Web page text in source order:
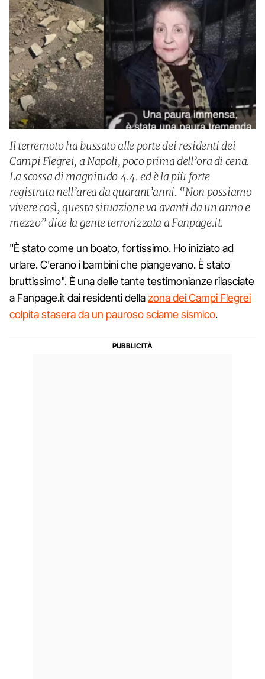
Il terremoto ha bussato alle porte dei residenti dei
Campi Flegrei, a Napoli, poco prima dell’ora di cena.
La scossa di magnitudo 4.4. ed è la più forte
registrata nell’area da quarant’anni. “Non possiamo
vivere così, questa situazione va avanti da un anno e
mezzo” dice la gente terrorizzata a Fanpage.it.
"È stato come un boato, fortissimo. Ho iniziato ad
urlare. C'erano i bambini che piangevano. È stato
bruttissimo". È una delle tante testimonianze rilasciate
a Fanpage.it dai residenti dellazona dei Campi Flegrei
colpita stasera da un pauroso sciame sismico.